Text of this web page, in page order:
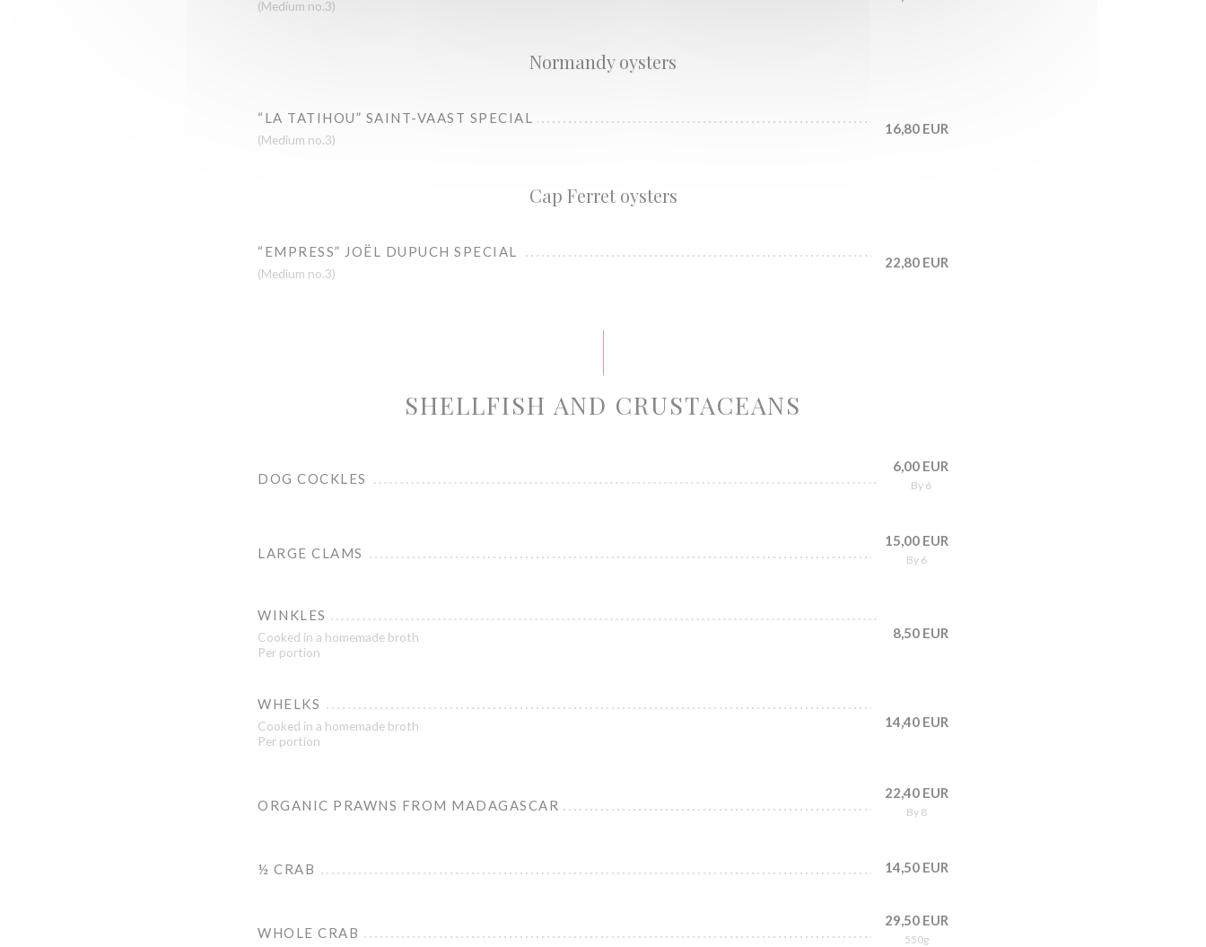
(Medium no.3)
Normandy oysters
“LA TATIHOU” SAINT-VAAST SPECIAL
(Medium no.3)
16,80 EUR
Cap Ferret oysters
“EMPRESS” JOËL DUPUCH SPECIAL
(Medium no.3)
22,80 EUR
SHELLFISH AND CRUSTACEANS
DOG COCKLES
6,00 EUR
By 6
LARGE CLAMS
15,00 EUR
By 6
WINKLES
Cooked in a homemade broth
Per portion
8,50 EUR
WHELKS
Cooked in a homemade broth
Per portion
14,40 EUR
ORGANIC PRAWNS FROM MADAGASCAR
22,40 EUR
By 8
½ CRAB 14,50 EUR
WHOLE CRAB
29,50 EUR
550g